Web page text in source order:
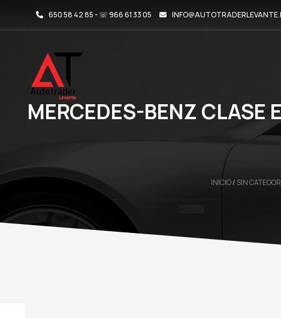
650 58 42 85 - ☏ 966 61 33 05
MERCEDES-BENZ CLASE
INICIO/ SIN